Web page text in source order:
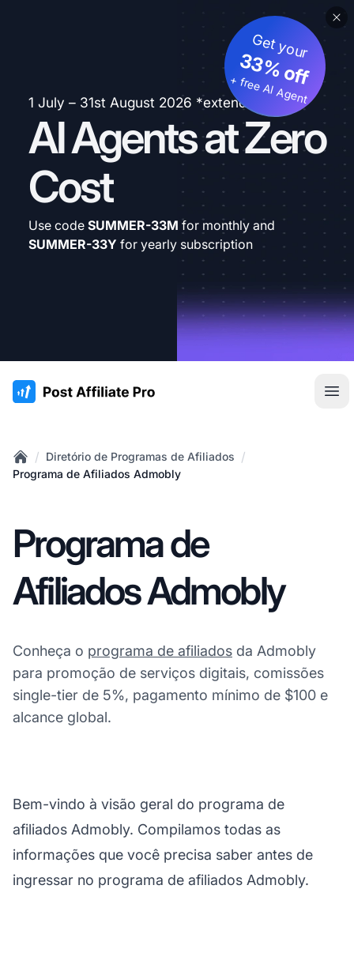
1 July – 31st August 2026 *extended
AI Agents at Zero
Cost
Get your
33% off
+ free AI Agent
Use code SUMMER-33M for monthly and
SUMMER-33Y for yearly subscription
:site.title
Home
/ Diretório de Programas de Afiliados /
Programa de Afiliados Admobly
Programa de
Afiliados Admobly
Conheça o programa de afiliados da Admobly
para promoção de serviços digitais, comissões
single-tier de 5%, pagamento mínimo de $100 e
alcance global.
Bem-vindo à visão geral do programa de
afiliados Admobly. Compilamos todas as
informações que você precisa saber antes de
ingressar no programa de afiliados Admobly.